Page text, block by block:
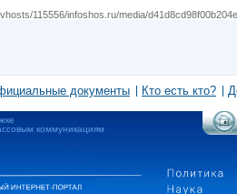
115556/infoshos.ru/media/
документы Кто есть кто?
коммуникациям